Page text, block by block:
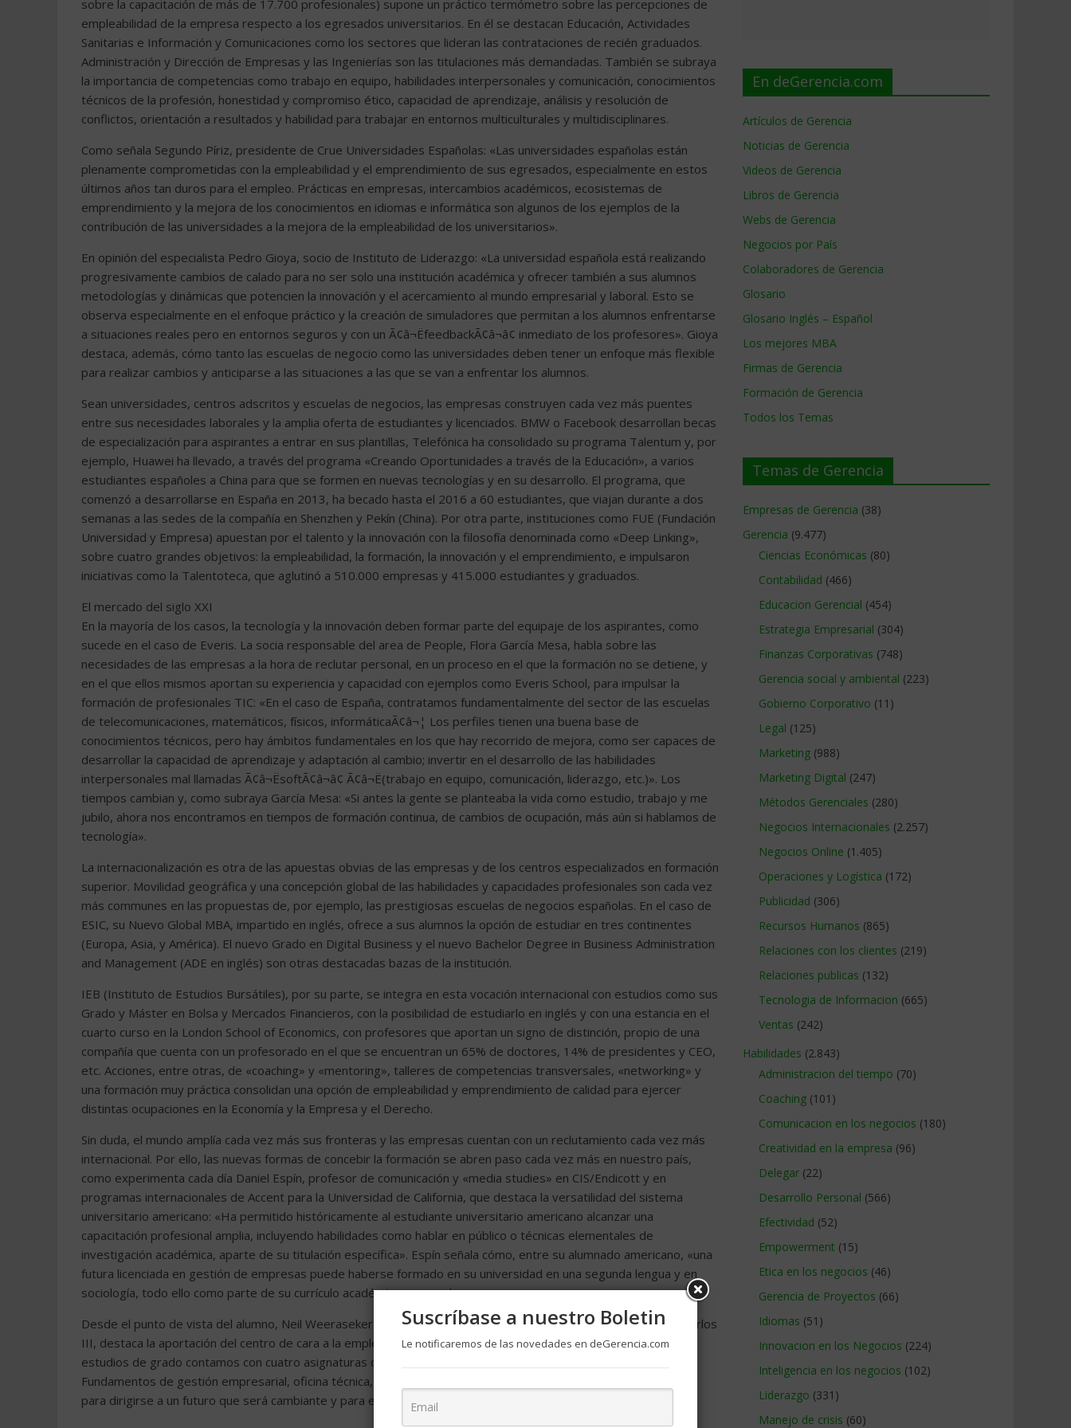
sobre la capacitación de más de 17.700 profesionales) supone un práctico termómetro sobre las percepciones de
empleabilidad de la empresa respecto a los egresados universitarios. En él se destacan Educación, Actividades
Sanitarias e Información y Comunicaciones como los sectores que lideran las contrataciones de recién graduados.
Administración y Dirección de Empresas y las Ingenierías son las titulaciones más demandadas. También se subraya
la importancia de competencias como trabajo en equipo, habilidades interpersonales y comunicación, conocimientos
técnicos de la profesión, honestidad y compromiso ético, capacidad de aprendizaje, análisis y resolución de
conflictos, orientación a resultados y habilidad para trabajar en entornos multiculturales y multidisciplinares.
Como señala Segundo Píriz, presidente de Crue Universidades Españolas: «Las universidades españolas están
plenamente comprometidas con la empleabilidad y el emprendimiento de sus egresados, especialmente en estos
últimos años tan duros para el empleo. Prácticas en empresas, intercambios académicos, ecosistemas de
emprendimiento y la mejora de los conocimientos en idiomas e informática son algunos de los ejemplos de la
contribución de las universidades a la mejora de la empleabilidad de los universitarios».
En opinión del especialista Pedro Gioya, socio de Instituto de Liderazgo: «La universidad española está realizando
progresivamente cambios de calado para no ser solo una institución académica y ofrecer también a sus alumnos
metodologías y dinámicas que potencien la innovación y el acercamiento al mundo empresarial y laboral. Esto se
observa especialmente en el enfoque práctico y la creación de simuladores que permitan a los alumnos enfrentarse
a situaciones reales pero en entornos seguros y con un Ã¢â¬ËfeedbackÃ¢â¬â¢ inmediato de los profesores». Gioya
destaca, además, cómo tanto las escuelas de negocio como las universidades deben tener un enfoque más flexible
para realizar cambios y anticiparse a las situaciones a las que se van a enfrentar los alumnos.
Sean universidades, centros adscritos y escuelas de negocios, las empresas construyen cada vez más puentes
entre sus necesidades laborales y la amplia oferta de estudiantes y licenciados. BMW o Facebook desarrollan becas
de especialización para aspirantes a entrar en sus plantillas, Telefónica ha consolidado su programa Talentum y, por
ejemplo, Huawei ha llevado, a través del programa «Creando Oportunidades a través de la Educación», a varios
estudiantes españoles a China para que se formen en nuevas tecnologías y en su desarrollo. El programa, que
comenzó a desarrollarse en España en 2013, ha becado hasta el 2016 a 60 estudiantes, que viajan durante a dos
semanas a las sedes de la compañía en Shenzhen y Pekín (China). Por otra parte, instituciones como FUE (Fundación
Universidad y Empresa) apuestan por el talento y la innovación con la filosofía denominada como «Deep Linking»,
sobre cuatro grandes objetivos: la empleabilidad, la formación, la innovación y el emprendimiento, e impulsaron
iniciativas como la Talentoteca, que aglutinó a 510.000 empresas y 415.000 estudiantes y graduados.
El mercado del siglo XXI
En la mayoría de los casos, la tecnología y la innovación deben formar parte del equipaje de los aspirantes, como
sucede en el caso de Everis. La socia responsable del area de People, Flora García Mesa, habla sobre las
necesidades de las empresas a la hora de reclutar personal, en un proceso en el que la formación no se detiene, y
en el que ellos mismos aportan su experiencia y capacidad con ejemplos como Everis School, para impulsar la
formación de profesionales TIC: «En el caso de España, contratamos fundamentalmente del sector de las escuelas
de telecomunicaciones, matemáticos, físicos, informáticaÃ¢â¬¦ Los perfiles tienen una buena base de
conocimientos técnicos, pero hay ámbitos fundamentales en los que hay recorrido de mejora, como ser capaces de
desarrollar la capacidad de aprendizaje y adaptación al cambio; invertir en el desarrollo de las habilidades
interpersonales mal llamadas Ã¢â¬ËsoftÃ¢â¬â¢ Ã¢â¬Ë(trabajo en equipo, comunicación, liderazgo, etc.)». Los
tiempos cambian y, como subraya García Mesa: «Si antes la gente se planteaba la vida como estudio, trabajo y me
jubilo, ahora nos encontramos en tiempos de formación continua, de cambios de ocupación, más aún si hablamos de
tecnología».
La internacionalización es otra de las apuestas obvias de las empresas y de los centros especializados en formación
superior. Movilidad geográfica y una concepción global de las habilidades y capacidades profesionales son cada vez
más communes en las propuestas de, por ejemplo, las prestigiosas escuelas de negocios españolas. En el caso de
ESIC, su Nuevo Global MBA, impartido en inglés, ofrece a sus alumnos la opción de estudiar en tres continentes
(Europa, Asia, y América). El nuevo Grado en Digital Business y el nuevo Bachelor Degree in Business Administration
and Management (ADE en inglés) son otras destacadas bazas de la institución.
IEB (Instituto de Estudios Bursátiles), por su parte, se integra en esta vocación internacional con estudios como sus
Grado y Máster en Bolsa y Mercados Financieros, con la posibilidad de estudiarlo en inglés y con una estancia en el
cuarto curso en la London School of Economics, con profesores que aportan un signo de distinción, propio de una
compañía que cuenta con un profesorado en el que se encuentran un 65% de doctores, 14% de presidentes y CEO,
etc. Acciones, entre otras, de «coaching» y «mentoring», talleres de competencias transversales, «networking» y
una formación muy práctica consolidan una opción de empleabilidad y emprendimiento de calidad para ejercer
distintas ocupaciones en la Economía y la Empresa y el Derecho.
Sin duda, el mundo amplía cada vez más sus fronteras y las empresas cuentan con un reclutamiento cada vez más
internacional. Por ello, las nuevas formas de concebir la formación se abren paso cada vez más en nuestro país,
como experimenta cada día Daniel Espín, profesor de comunicación y «media studies» en CIS/Endicott y en
programas internacionales de Accent para la Universidad de California, que destaca la versatilidad del sistema
universitario americano: «Ha permitido históricamente al estudiante universitario americano alcanzar una
capacitación profesional amplia, incluyendo habilidades como hablar en público o técnicas elementales de
investigación académica, aparte de su titulación específica». Espín señala cómo, entre su alumnado americano, «una
futura licenciada en gestión de empresas puede haberse formado en su universidad en una segunda lengua y en
sociología, todo ello como parte de su currículo académico personal».
Desde el punto de vista del alumno, Neil Weerasekera, estudiante de Ingeniería Electrónica en la Universidad Carlos
III, destaca la aportación del centro de cara a la empleabilidad y el emprendimiento: «Durante los cuatro años de
estudios de grado contamos con cuatro asignaturas dedicadas a la preparación del estudiante al mundo laboral:
Fundamentos de gestión empresarial, oficina técnica, organización industrial y prácticas externas». Un paso más
para dirigirse a un futuro que será cambiante y para el que habrá que reinventarse continuamente…
En deGerencia.com
Artículos de Gerencia
Noticias de Gerencia
Videos de Gerencia
Libros de Gerencia
Webs de Gerencia
Negocios por País
Colaboradores de Gerencia
Glosario
Glosario Inglés – Español
Los mejores MBA
Firmas de Gerencia
Formación de Gerencia
Todos los Temas
Temas de Gerencia
Empresas de Gerencia (38)
Gerencia (9.477)
Ciencias Económicas (80)
Contabilidad (466)
Educacion Gerencial (454)
Estrategia Empresarial (304)
Finanzas Corporativas (748)
Gerencia social y ambiental (223)
Gobierno Corporativo (11)
Legal (125)
Marketing (988)
Marketing Digital (247)
Métodos Gerenciales (280)
Negocios Internacionales (2.257)
Negocios Online (1.405)
Operaciones y Logística (172)
Publicidad (306)
Recursos Humanos (865)
Relaciones con los clientes (219)
Relaciones publicas (132)
Tecnologia de Informacion (665)
Ventas (242)
Habilidades (2.843)
Administracion del tiempo (70)
Coaching (101)
Comunicacion en los negocios (180)
Creatividad en la empresa (96)
Delegar (22)
Desarrollo Personal (566)
Efectividad (52)
Empowerment (15)
Etica en los negocios (46)
Gerencia de Proyectos (66)
Idiomas (51)
Innovacion en los Negocios (224)
Inteligencia en los negocios (102)
Liderazgo (331)
Manejo de crisis (60)
Suscríbase a nuestro Boletin
Le notificaremos de las novedades en deGerencia.com